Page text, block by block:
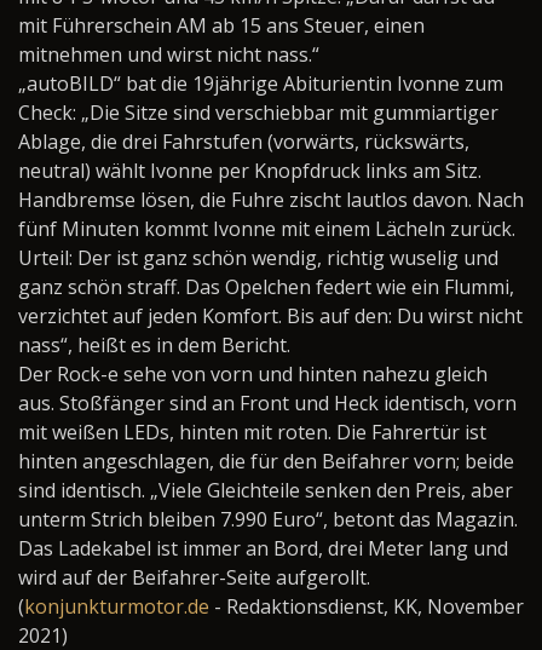
mit Führerschein AM ab 15 ans Steuer, einen
mitnehmen und wirst nicht nass.“
„autoBILD“ bat die 19jährige Abiturientin Ivonne zum
Check: „Die Sitze sind verschiebbar mit gummiartiger
Ablage, die drei Fahrstufen (vorwärts, rückswärts,
neutral) wählt Ivonne per Knopfdruck links am Sitz.
Handbremse lösen, die Fuhre zischt lautlos davon. Nach
fünf Minuten kommt Ivonne mit einem Lächeln zurück.
Urteil: Der ist ganz schön wendig, richtig wuselig und
ganz schön straff. Das Opelchen federt wie ein Flummi,
verzichtet auf jeden Komfort. Bis auf den: Du wirst nicht
nass“, heißt es in dem Bericht.
Der Rock-e sehe von vorn und hinten nahezu gleich
aus. Stoßfänger sind an Front und Heck identisch, vorn
mit weißen LEDs, hinten mit roten. Die Fahrertür ist
hinten angeschlagen, die für den Beifahrer vorn; beide
sind identisch. „Viele Gleichteile senken den Preis, aber
unterm Strich bleiben 7.990 Euro“, betont das Magazin.
Das Ladekabel ist immer an Bord, drei Meter lang und
wird auf der Beifahrer-Seite aufgerollt.
(konjunkturmotor.de - Redaktionsdienst, KK, November
2021)